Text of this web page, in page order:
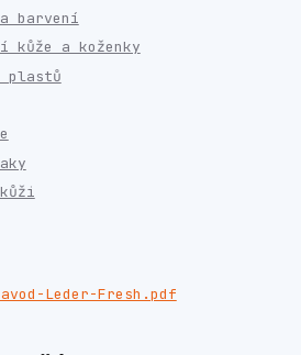
barvení
kůže a koženky
plastů
Leder-Fresh.pdf